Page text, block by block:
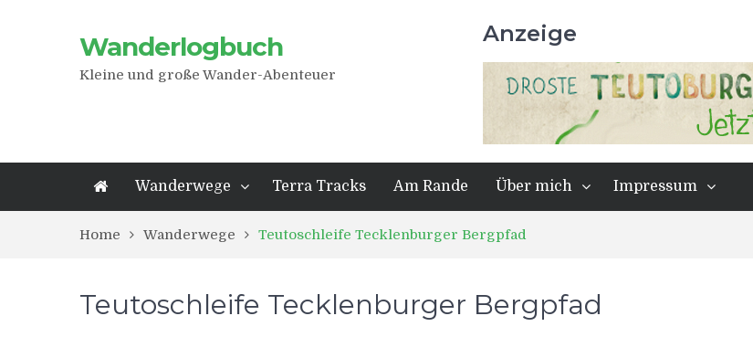
Wanderlogbuch
Kleine und große Wander-Abenteuer
Anzeige
Wanderwege Terra Tracks Am Rande Über mich Impressum
Home Wanderwege Teutoschleife Tecklenburger Bergpfad
Teutoschleife Tecklenburger Bergpfad